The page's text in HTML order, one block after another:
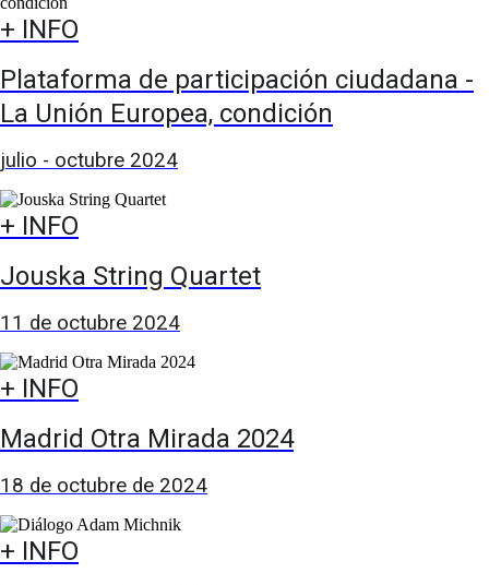
+ INFO
Plataforma de participación ciudadana -
La Unión Europea, condición
julio - octubre 2024
+ INFO
Jouska String Quartet
11 de octubre 2024
+ INFO
Madrid Otra Mirada 2024
18 de octubre de 2024
+ INFO